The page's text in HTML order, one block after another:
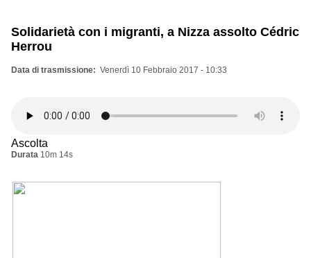
Solidarietà con i migranti, a Nizza assolto Cédric
Herrou
Data di trasmissione Venerdì 10 Febbraio 2017 - 10:33
Ascolta
Durata 10m 14s